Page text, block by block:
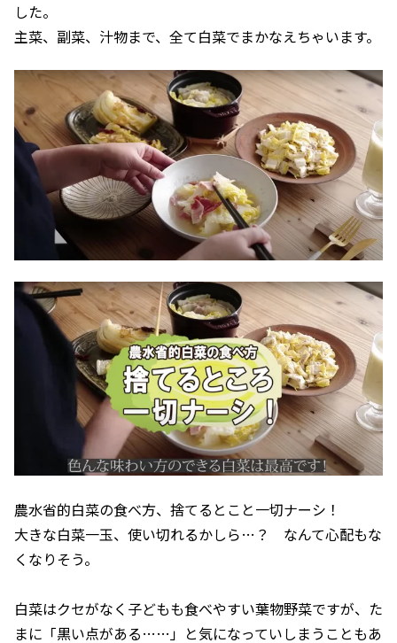
した。
主菜、副菜、汁物まで、全て白菜でまかなえちゃいます。
農水省的白菜の食べ方、捨てるとこと一切ナーシ！
大きな白菜一玉、使い切れるかしら…？ なんて心配もな
くなりそう。
白菜はクセがなく子どもも食べやすい葉物野菜ですが、た
まに「黒い点がある……」と気になっていしまうこともあ